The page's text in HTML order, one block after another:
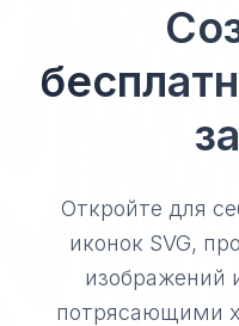
Откройте для
иконок SVG,
изображений
потрясающими